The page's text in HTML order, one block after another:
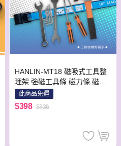
HANLIN-MT18 磁吸式工具整
理架 強磁工具條 磁力條 磁鐵
強磁 掛架 磁力工具架 五金工
具 收納磁力條
此商品免運
$398 $836